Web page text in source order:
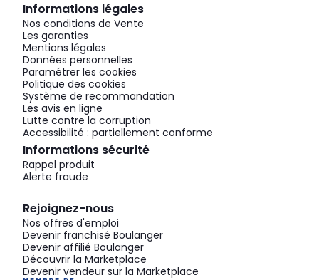
Informations légales
Nos conditions de Vente
Les garanties
Mentions légales
Données personnelles
Paramétrer les cookies
Politique des cookies
Système de recommandation
Les avis en ligne
Lutte contre la corruption
Accessibilité : partiellement conforme
Informations sécurité
Rappel produit
Alerte fraude
Rejoignez-nous
Nos offres d'emploi
Devenir franchisé Boulanger
Devenir affilié Boulanger
Découvrir la Marketplace
Devenir vendeur sur la Marketplace